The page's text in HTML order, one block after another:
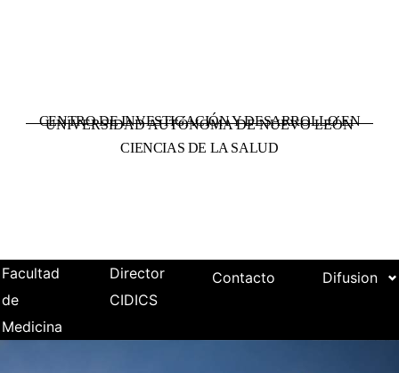
UNIVERSIDAD AUTÓNOMA DE NUEVO LEÓN
CENTRO DE INVESTIGACIÓN Y DESARROLLO EN
CIENCIAS DE LA SALUD
Facultad
de
Medicina
Director
CIDICS
Contacto Difusion